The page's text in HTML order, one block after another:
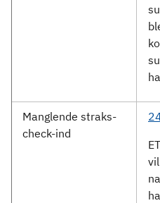
Manglende straks-
check-ind